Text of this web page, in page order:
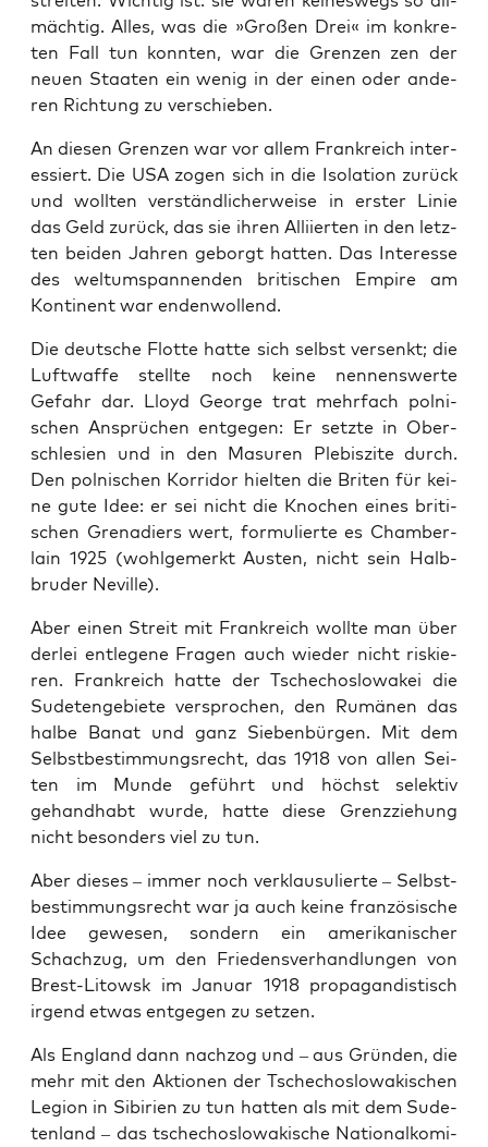
mäch­tig. Alles, was die »Gro­ßen Drei« im kon­kre­
ten Fall tun konn­ten, war die Gren­zen zen der
neu­en Staa­ten ein wenig in der einen oder ande­
ren Rich­tung zu verschieben.
An die­sen Gren­zen war vor allem Frank­reich inter­
es­siert. Die USA zogen sich in die Iso­la­ti­on zurück
und woll­ten ver­ständ­li­cher­wei­se in ers­ter Linie
das Geld zurück, das sie ihren Alli­ier­ten in den letz­
ten bei­den Jah­ren geborgt hat­ten. Das Inter­es­se
des welt­um­span­nen­den bri­ti­schen Empire am
Kon­ti­nent war endenwollend.
Die deut­sche Flot­te hat­te sich selbst ver­senkt; die
Luft­waf­fe stell­te noch kei­ne nen­nens­wer­te
Gefahr dar. Lloyd Geor­ge trat mehr­fach pol­ni­
schen Ansprü­chen ent­ge­gen: Er setz­te in Ober­
schle­si­en und in den Masu­ren Ple­bis­zi­te durch.
Den pol­ni­schen Kor­ri­dor hiel­ten die Bri­ten für kei­
ne gute Idee: er sei nicht die Kno­chen eines bri­ti­
schen Gre­na­di­ers wert, for­mu­lier­te es Cham­ber­
lain 1925 (wohl­ge­merkt Aus­ten, nicht sein Halb­
bru­der Neville).
Aber einen Streit mit Frank­reich woll­te man über
der­lei ent­le­ge­ne Fra­gen auch wie­der nicht ris­kie­
ren. Frank­reich hat­te der Tsche­cho­slo­wa­kei die
Sude­ten­ge­bie­te ver­spro­chen, den Rumä­nen das
hal­be Banat und ganz Sie­ben­bür­gen. Mit dem
Selbst­be­stim­mungs­recht, das 1918 von allen Sei­
ten im Mun­de geführt und höchst selek­tiv
gehand­habt wur­de, hat­te die­se Grenz­zie­hung
nicht beson­ders viel zu tun.
Aber die­ses – immer noch ver­klau­su­lier­te – Selbst­
be­stim­mungs­recht war ja auch kei­ne fran­zö­si­sche
Idee gewe­sen, son­dern ein ame­ri­ka­ni­scher
Schach­zug, um den Frie­dens­ver­hand­lun­gen von
Brest-Litowsk im Janu­ar 1918 pro­pa­gan­dis­tisch
irgend etwas ent­ge­gen zu setzen.
Als Eng­land dann nach­zog und – aus Grün­den, die
mehr mit den Aktio­nen der Tsche­cho­slo­wa­ki­schen
Legi­on in Sibi­ri­en zu tun hat­ten als mit dem Sude­
ten­land – das tsche­cho­slo­wa­ki­sche Natio­nal­ko­mi­